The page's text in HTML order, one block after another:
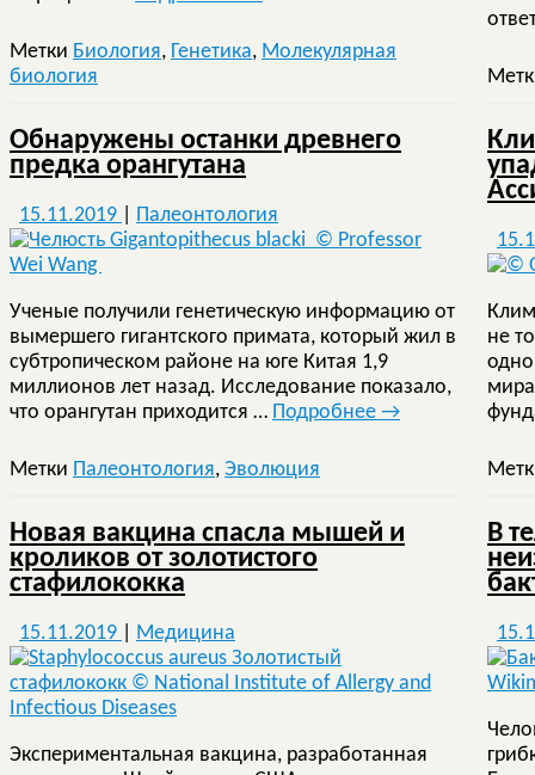
Метки Биология, Генетика, Молекулярная
биология
Обнаружены останки древнего
предка орангутана
15.11.2019 Палеонтология
Ученые получили генетическую информацию от
вымершего гигантского примата, который жил в
субтропическом районе на юге Китая 1,9
миллионов лет назад. Исследование показало,
что орангутан приходится … Подробнее →
Метки Палеонтология, Эволюция
не
Новая вакцина спасла мышей и
кроликов от золотистого
стафилококка
15.11.2019 Медицина
Экспериментальная вакцина, разработанная
В